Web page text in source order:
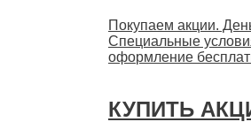
Покупаем акции.
Специальные
оформление
КУПИТЬ